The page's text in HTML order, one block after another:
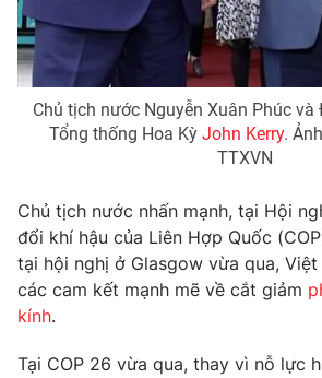
Chuyên mục khác
Emagazine Podcast
Photo
Video Shorts
VTV Money VTV Thể
VTV Sức khoẻ
Chủ tịch nước Nguyễn Xuân Phúc
Tổng thống Hoa Kỳ John Kerry.
TTXVN
Chủ tịch nước nhấn mạnh, tại Hội
đổi khí hậu của Liên Hợp Quốc
tại hội nghị ở Glasgow vừa qua,
các cam kết mạnh mẽ về cắt giảm
kính.
Tại COP 26 vừa qua, thay vì nỗ lực